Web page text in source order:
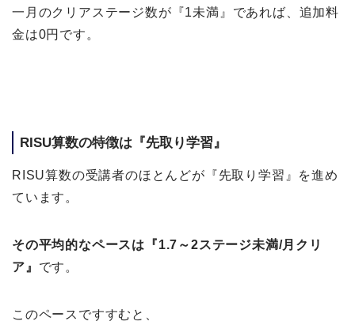
一月のクリアステージ数が『1未満』であれば、追加料
金は0円です。
RISU算数の特徴は『先取り学習』
RISU算数の受講者のほとんどが『先取り学習』を進め
ています。
その平均的なペースは『1.7～2ステージ未満/月クリ
ア』 です。
このペースですすむと、